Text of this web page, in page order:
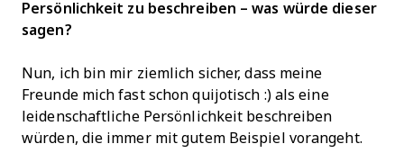
Persönlichkeit zu beschreiben – was würde dieser
sagen?
Nun, ich bin mir ziemlich sicher, dass meine
Freunde mich fast schon quijotisch :) als eine
leidenschaftliche Persönlichkeit beschreiben
würden, die immer mit gutem Beispiel vorangeht.